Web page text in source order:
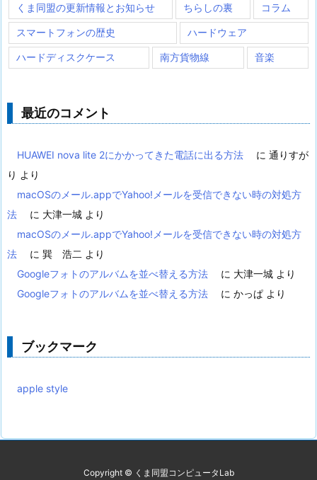
くま同盟の更新情報とお知らせ ちらしの裏 コラム
スマートフォンの歴史 ハードウェア
ハードディスクケース 南方貨物線 音楽
最近のコメント
HUAWEI nova lite 2にかかってきた電話に出る方法 に 通りすが
り より
macOSのメール.appでYahoo!メールを受信できない時の対処方
法
に 大津一城 より
macOSのメール.appでYahoo!メールを受信できない時の対処方
法
に 巽 浩二 より
Googleフォトのアルバムを並べ替える方法
に 大津一城 より
Googleフォトのアルバムを並べ替える方法
に かっぱ より
ブックマーク
apple style
Copyright © くま同盟コンピュータLab